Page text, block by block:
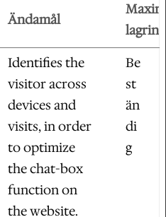
Ändamål
Identifies the
visitor across
devices and
visits, in order
to optimize
the chat-box
function on
the website.
Be
st
än
di
g